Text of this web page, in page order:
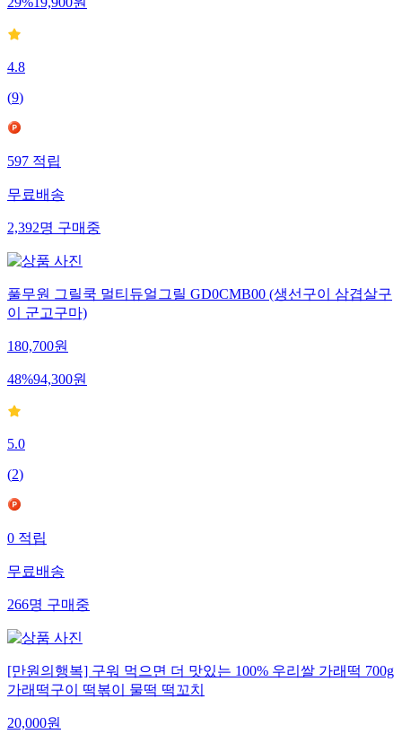
4.8
(9)
597 적립
무료배송
2,392명 구매중
풀무원 그릴쿡 멀티듀얼그릴 GD0CMB00 (생선구이 삼겹살구
이 군고구마)
180,700원
48%94,300원
5.0
(2)
0 적립
무료배송
266명 구매중
[만원의행복] 구워 먹으면 더 맛있는 100% 우리쌀 가래떡 700g
가래떡구이 떡볶이 물떡 떡꼬치
20,000원